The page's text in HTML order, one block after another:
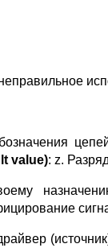
value): z.